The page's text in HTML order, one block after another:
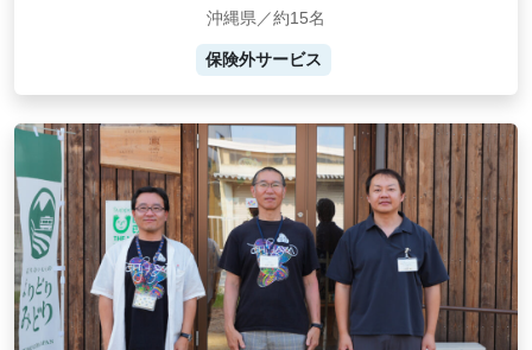
沖縄県／約15名
保険外サービス